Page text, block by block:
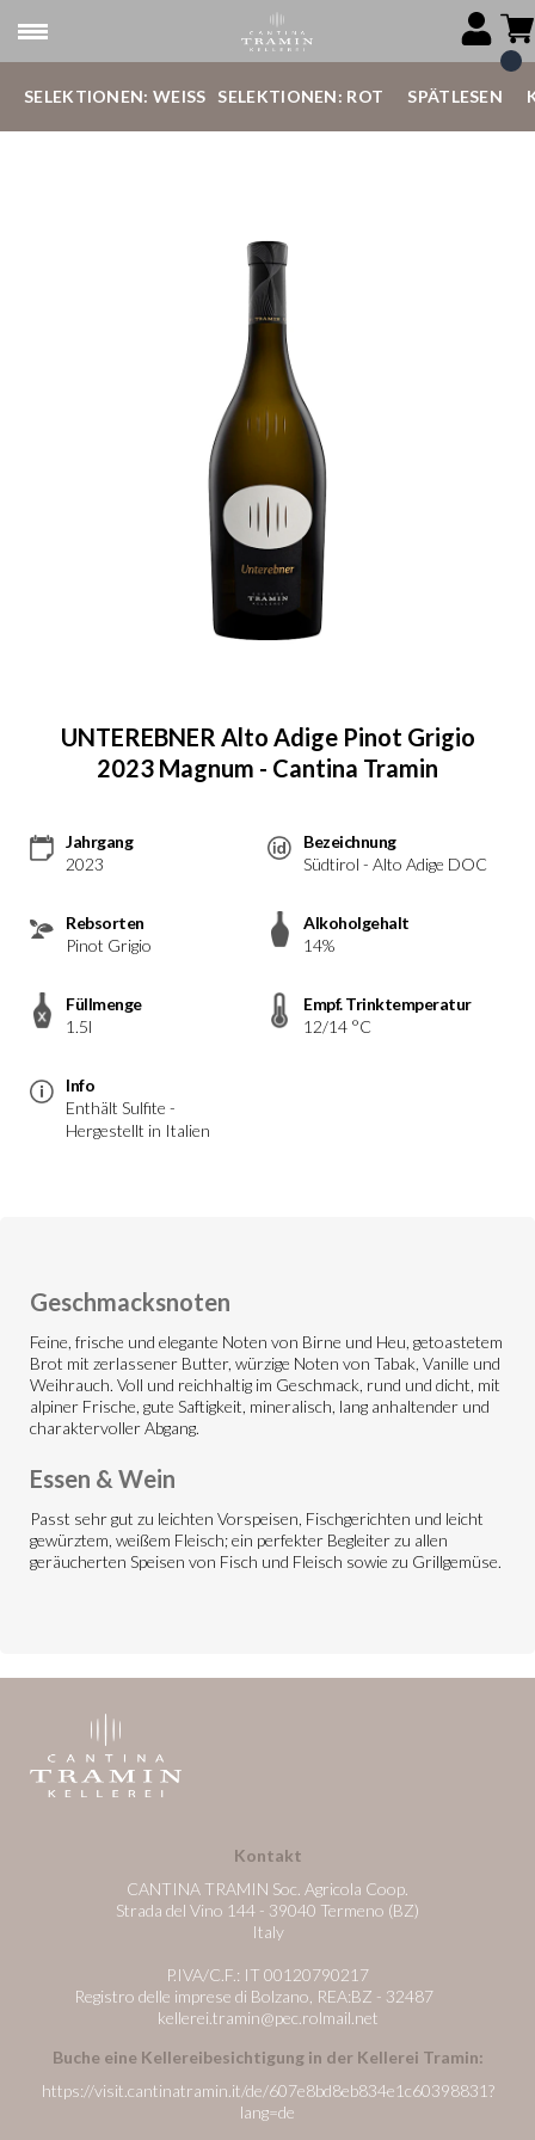
SELEKTIONEN: WEISS SELEKTIONEN: ROT SPÄTLESEN
UNTEREBNER Alto Adige Pinot Grigio
2023 Magnum - Cantina Tramin
Jahrgang
2023
Bezeichnung
Südtirol - Alto Adige DOC
Rebsorten
Pinot Grigio
Alkoholgehalt
14%
Füllmenge
1.5l
Empf. Trinktemperatur
12/14 °C
Info
Enthält Sulfite -
Hergestellt in Italien
Geschmacksnoten
Feine, frische und elegante Noten von Birne und Heu, getoastetem
Brot mit zerlassener Butter, würzige Noten von Tabak, Vanille und
Weihrauch. Voll und reichhaltig im Geschmack, rund und dicht, mit
alpiner Frische, gute Saftigkeit, mineralisch, lang anhaltender und
charaktervoller Abgang.
Essen & Wein
Passt sehr gut zu leichten Vorspeisen, Fischgerichten und leicht
gewürztem, weißem Fleisch; ein perfekter Begleiter zu allen
geräucherten Speisen von Fisch und Fleisch sowie zu Grillgemüse.
Kontakt
CANTINA TRAMIN Soc. Agricola Coop.
Strada del Vino 144 - 39040 Termeno (BZ)
Italy
P.IVA/C.F.: IT 00120790217
Registro delle imprese di Bolzano, REA:BZ - 32487
kellerei.tramin@pec.rolmail.net
Buche eine Kellereibesichtigung in der Kellerei Tramin:
https://visit.cantinatramin.it/de/607e8bd8eb834e1c60398831?
lang=de